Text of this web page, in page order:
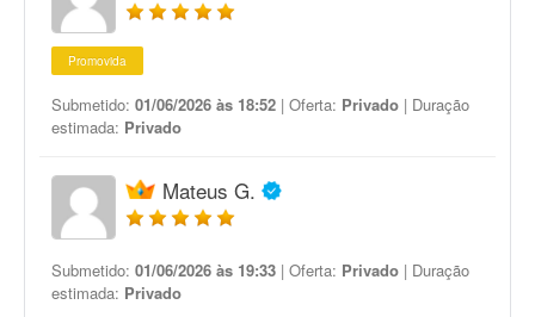
Promovida
Submetido: 01/06/2026 às 18:52 | Oferta: Privado | Duração
estimada: Privado
Mateus G.
Submetido: 01/06/2026 às 19:33 | Oferta: Privado | Duração
estimada: Privado